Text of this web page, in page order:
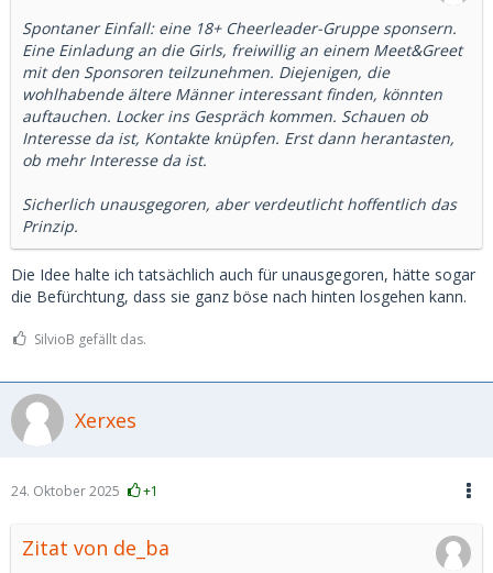
Spontaner Einfall: eine 18+ Cheerleader-Gruppe sponsern.
Eine Einladung an die Girls, freiwillig an einem Meet&Greet
mit den Sponsoren teilzunehmen. Diejenigen, die
wohlhabende ältere Männer interessant finden, könnten
auftauchen. Locker ins Gespräch kommen. Schauen ob
Interesse da ist, Kontakte knüpfen. Erst dann herantasten,
ob mehr Interesse da ist.
Sicherlich unausgegoren, aber verdeutlicht hoffentlich das
Prinzip.
Die Idee halte ich tatsächlich auch für unausgegoren, hätte sogar
die Befürchtung, dass sie ganz böse nach hinten losgehen kann.
SilvioB gefällt das.
Xerxes
24. Oktober 2025 +1
Zitat von de_ba